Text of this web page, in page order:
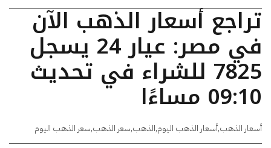
تراجع أسعار الذهب الآن
في مصر: عيار 24 يسجل
7825 للشراء في تحديث
09:10 مساءًا
أسعار الذهب,أسعار الذهب اليوم,الذهب,سعر الذهب,سعر الذهب اليوم